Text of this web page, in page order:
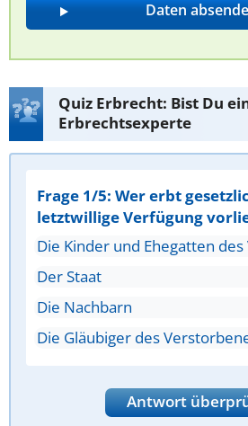
Quiz Erbrecht: Bist Du
Erbrechtsexperte
Frage 1/5: Wer erbt
letztwillige Verfügung
Die Kinder und Ehegatten
Der Staat
Die Nachbarn
Die Gläubiger des
Antwort